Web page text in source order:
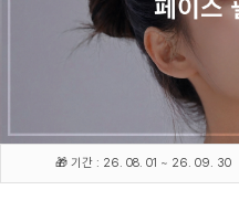
🎁 기간 : 26. 08. 01 ~ 26. 09. 30